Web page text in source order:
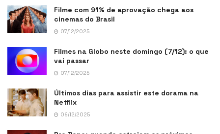
Filme com 91% de aprovação chega aos
cinemas do Brasil
07/12/2025
Filmes na Globo neste domingo (7/12): o que
vai passar
07/12/2025
Últimos dias para assistir este dorama na
Netflix
06/12/2025